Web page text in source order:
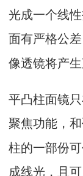
光成一个线
面有严格公
像透镜将产
平凸柱面镜
聚焦功能，和
柱的一部份
成线光，且